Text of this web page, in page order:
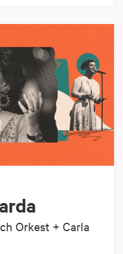
Orkest + Carla